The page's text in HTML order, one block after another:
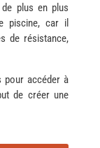
plus en plus
piscine, car il
de résistance,
pour accéder à
de créer une